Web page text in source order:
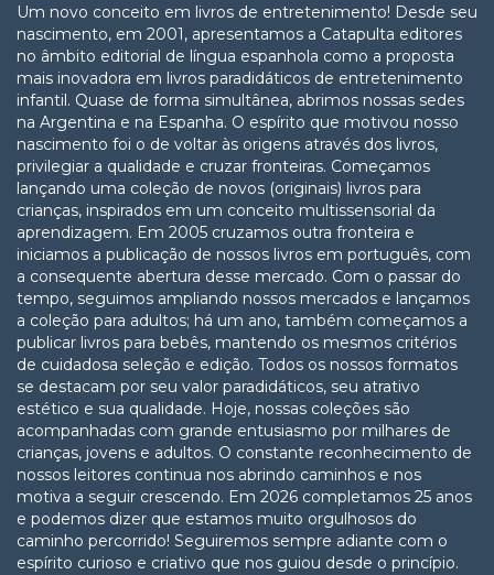
Um novo conceito em livros de entretenimento! Desde seu
nascimento, em 2001, apresentamos a Catapulta editores
no âmbito editorial de língua espanhola como a proposta
mais inovadora em livros paradidáticos de entretenimento
infantil. Quase de forma simultânea, abrimos nossas sedes
na Argentina e na Espanha. O espírito que motivou nosso
nascimento foi o de voltar às origens através dos livros,
privilegiar a qualidade e cruzar fronteiras. Começamos
lançando uma coleção de novos (originais) livros para
crianças, inspirados em um conceito multissensorial da
aprendizagem. Em 2005 cruzamos outra fronteira e
iniciamos a publicação de nossos livros em português, com
a consequente abertura desse mercado. Com o passar do
tempo, seguimos ampliando nossos mercados e lançamos
a coleção para adultos; há um ano, também começamos a
publicar livros para bebês, mantendo os mesmos critérios
de cuidadosa seleção e edição. Todos os nossos formatos
se destacam por seu valor paradidáticos, seu atrativo
estético e sua qualidade. Hoje, nossas coleções são
acompanhadas com grande entusiasmo por milhares de
crianças, jovens e adultos. O constante reconhecimento de
nossos leitores continua nos abrindo caminhos e nos
motiva a seguir crescendo. Em 2026 completamos 25 anos
e podemos dizer que estamos muito orgulhosos do
caminho percorrido! Seguiremos sempre adiante com o
espírito curioso e criativo que nos guiou desde o princípio.